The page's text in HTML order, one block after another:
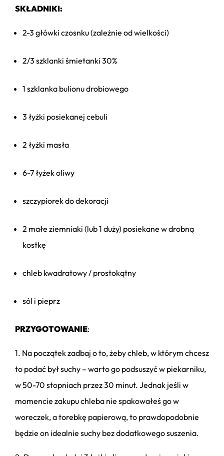
SKŁADNIKI:
2-3 główki czosnku (zależnie od wielkości)
2/3 szklanki śmietanki 30%
1 szklanka bulionu drobiowego
3 łyżki posiekanej cebuli
2 łyżki masła
6-7 łyżek oliwy
szczypiorek do dekoracji
2 małe ziemniaki (lub 1 duży) posiekane w drobną
kostkę
chleb kwadratowy / prostokątny
sól i pieprz
PRZYGOTOWANIE:
1. Na początek zadbaj o to, żeby chleb, w którym chcesz
to podać był suchy – warto go podsuszyć w piekarniku,
w 50-70 stopniach przez 30 minut. Jednak jeśli w
momencie zakupu chleba nie spakowałeś go w
woreczek, a torebkę papierową, to prawdopodobnie
będzie on idealnie suchy bez dodatkowego suszenia.